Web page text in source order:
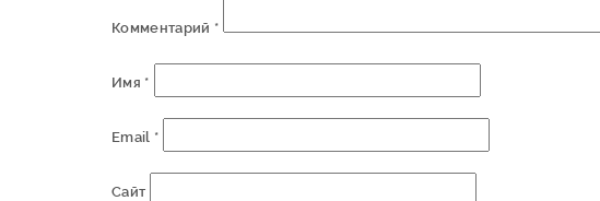
Комментарий *
Имя *
Email *
Сайт